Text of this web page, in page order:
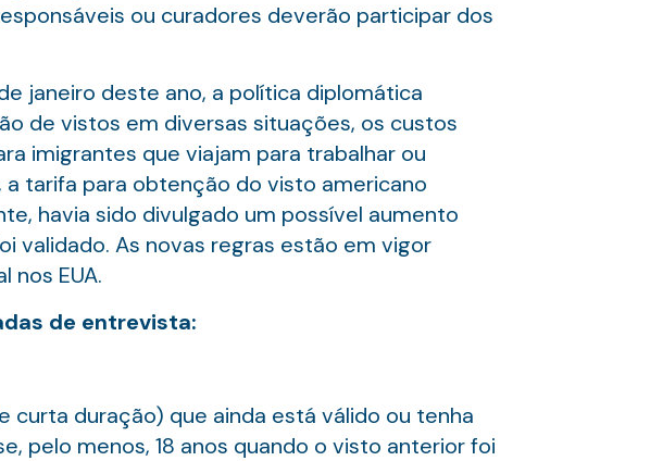
ou curadores deverão participar dos
janeiro deste ano, a política diplomática
de vistos em diversas situações, os custos
imigrantes que viajam para trabalhar ou
tarifa para obtenção do visto americano
havia sido divulgado um possível aumento
validado. As novas regras estão em vigor
nos EUA.
de entrevista:
curta duração) que ainda está válido ou tenha
pelo menos, 18 anos quando o visto anterior foi